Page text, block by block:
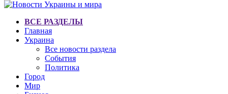
ВСЕ РАЗДЕЛЫ
Главная
Украина
Все новости раздела
События
Политика
Город
Мир